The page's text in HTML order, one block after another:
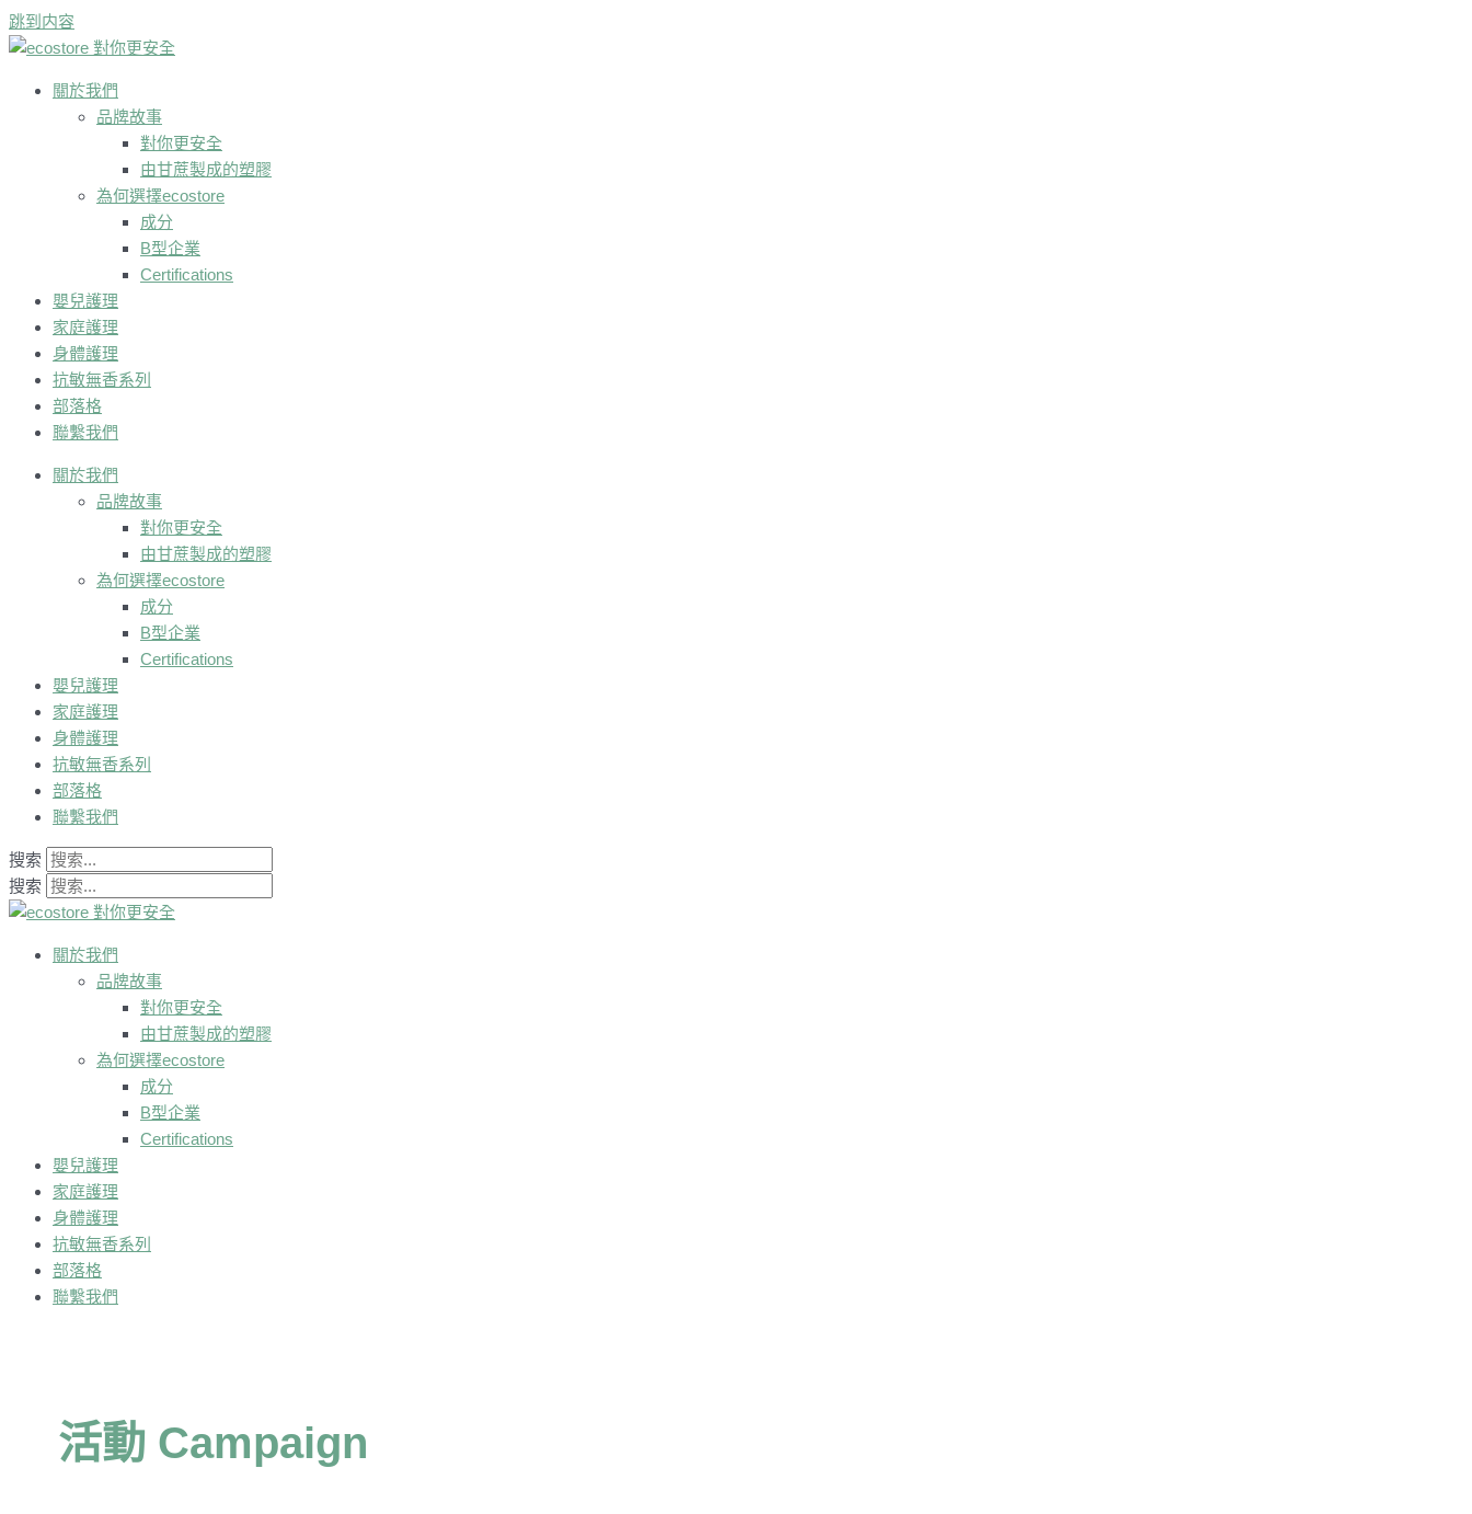
跳到内容
關於我們
品牌故事
對你更安全
由甘蔗製成的塑膠
為何選擇ecostore
成分
B型企業
Certifications
嬰兒護理
家庭護理
身體護理
抗敏無香系列
部落格
聯繫我們
關於我們
品牌故事
對你更安全
由甘蔗製成的塑膠
為何選擇ecostore
成分
B型企業
Certifications
嬰兒護理
家庭護理
身體護理
抗敏無香系列
部落格
聯繫我們
搜索
搜索
關於我們
品牌故事
對你更安全
由甘蔗製成的塑膠
為何選擇ecostore
成分
B型企業
Certifications
嬰兒護理
家庭護理
身體護理
抗敏無香系列
部落格
聯繫我們
活動 Campaign